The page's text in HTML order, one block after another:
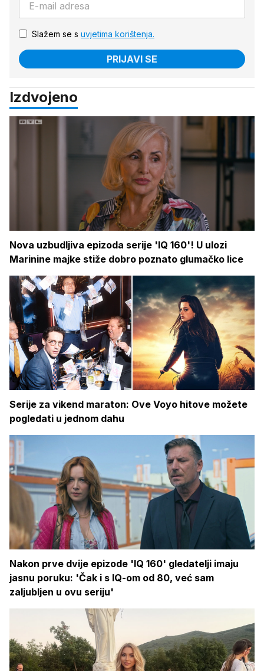
Slažem se s uvjetima korištenja.
PRIJAVI SE
Izdvojeno
Nova uzbudljiva epizoda serije 'IQ 160'! U ulozi
Marinine majke stiže dobro poznato glumačko lice
Serije za vikend maraton: Ove Voyo hitove možete
pogledati u jednom dahu
Nakon prve dvije epizode 'IQ 160' gledatelji imaju
jasnu poruku: 'Čak i s IQ-om od 80, već sam
zaljubljen u ovu seriju'